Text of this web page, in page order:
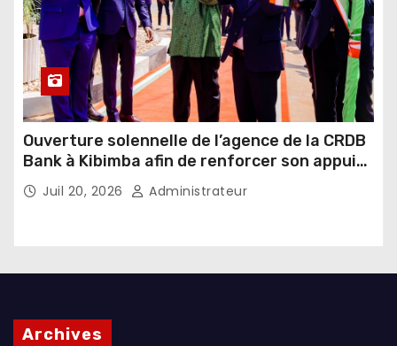
Ouverture solennelle de l’agence de la CRDB
Bank à Kibimba afin de renforcer son appui
au financement de l’agriculture et de
l’élevage
Juil 20, 2026 Administrateur
Archives